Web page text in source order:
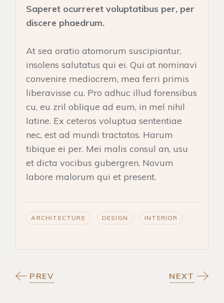
Saperet ocurreret voluptatibus per, per
discere phaedrum.
At sea oratio atomorum suscipiantur,
insolens salutatus qui ei. Qui at nominavi
convenire mediocrem, mea ferri primis
liberavisse cu. Pro adhuc illud forensibus
cu, eu zril oblique ad eum, in mel nihil
latine. Ex ceteros voluptua sententiae
nec, est ad mundi tractatos. Harum
tibique ei per. Mei malis consul an, usu
et dicta vocibus gubergren. Novum
labore malorum qui et present.
ARCHITECTURE DESIGN INTERIOR
PREV NEXT